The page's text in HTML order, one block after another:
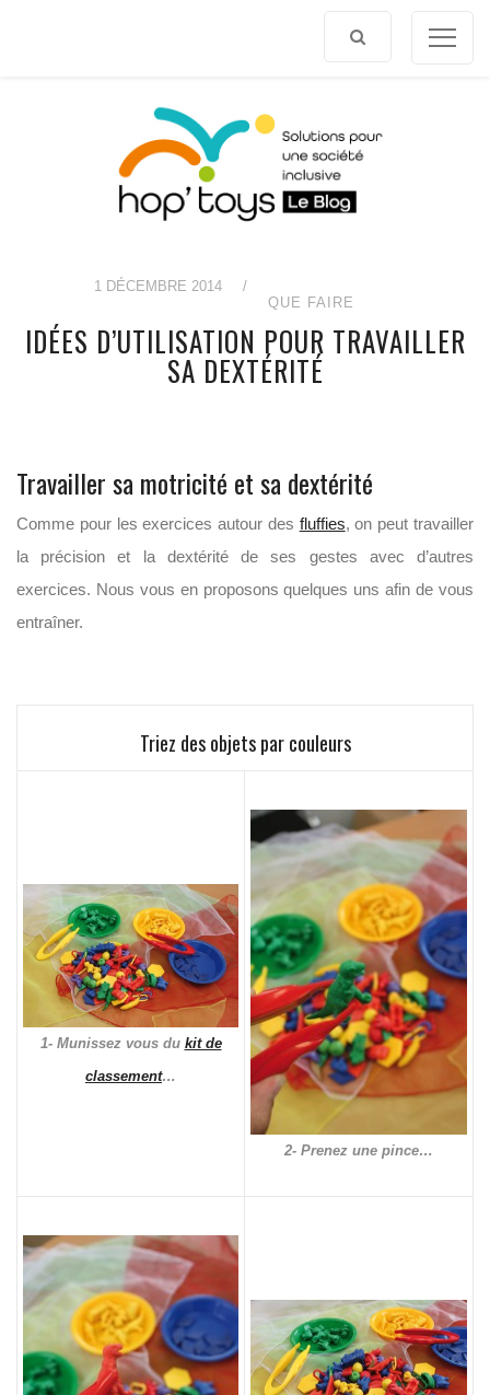
1 DÉCEMBRE 2014
/
QUE FAIRE
IDÉES D’UTILISATION POUR TRAVAILLER
SA DEXTÉRITÉ
Travailler sa motricité et sa dextérité
Comme pour les exercices autour des fluffies, on peut travailler
la précision et la dextérité de ses gestes avec d’autres
exercices. Nous vous en proposons quelques uns afin de vous
entraîner.
Triez des objets par couleurs
1- Munissez vous du kit de
classement…
2- Prenez une pince…